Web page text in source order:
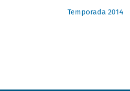
Temporada 2014